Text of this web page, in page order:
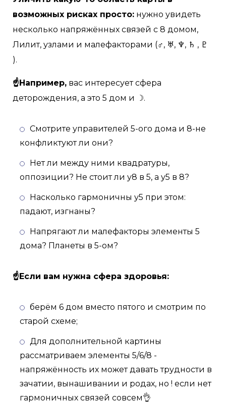
возможных рисках просто: нужно увидеть
несколько напряжённых связей с 8 домом,
Лилит, узлами и малефакторами (♂, ♅, ♆, ♄ , ♇
).
☝Например, вас интересует сфера
деторождения, а это 5 дом и ☽.
Смотрите управителей 5-ого дома и 8-не
конфликтуют ли они?
Нет ли между ними квадратуры,
оппозиции? Не стоит ли у8 в 5, а у5 в 8?
Насколько гармоничны у5 при этом:
падают, изгнаны?
Напрягают ли малефакторы элементы 5
дома? Планеты в 5-ом?
☝Если вам нужна сфера здоровья:
берём 6 дом вместо пятого и смотрим по
старой схеме;
Для дополнительной картины
рассматриваем элементы 5/6/8 -
напряжённость их может давать трудности в
зачатии, вынашивании и родах, но ! если нет
гармоничных связей совсем👌